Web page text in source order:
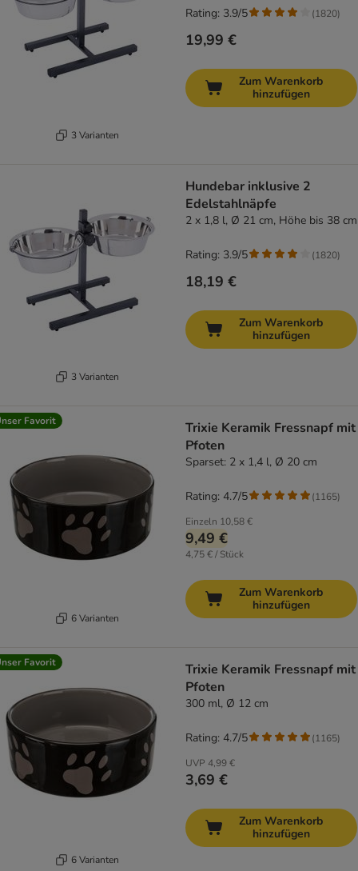
3 Varianten
19,99 €
Rating: 3.9/5 (1820)
Zum Warenkorb
hinzufügen
3 Varianten
Hundebar inklusive 2
Edelstahlnäpfe
2 x 1,8 l, Ø 21 cm, Höhe bis 38 cm
18,19 €
Rating: 3.9/5 (1820)
Zum Warenkorb
hinzufügen
Favorit
6 Varianten
Trixie Keramik Fressnapf mit
Pfoten
Sparset: 2 x 1,4 l, Ø 20 cm
Einzeln 10,58 €
9,49 €
4,75 € / Stück
Rating: 4.7/5 (1165)
Zum Warenkorb
hinzufügen
Favorit
6 Varianten
Trixie Keramik Fressnapf mit
Pfoten
300 ml, Ø 12 cm
UVP 4,99 €
3,69 €
Rating: 4.7/5 (1165)
Zum Warenkorb
hinzufügen